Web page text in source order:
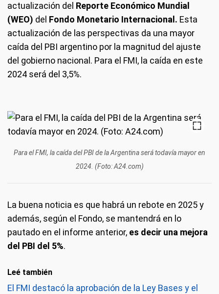
actualización del Reporte Económico Mundial
(WEO) del Fondo Monetario Internacional. Esta
actualización de las perspectivas da una mayor
caída del PBI argentino por la magnitud del ajuste
del gobierno nacional. Para el FMI, la caída en este
2024 será del 3,5%.
Para el FMI, la caída del PBI de la Argentina será todavía mayor en
2024. (Foto: A24.com)
La buena noticia es que habrá un rebote en 2025 y
además, según el Fondo, se mantendrá en lo
pautado en el informe anterior, es decir una mejora
del PBI del 5%.
Leé también
El FMI destacó la aprobación de la Ley Bases y el